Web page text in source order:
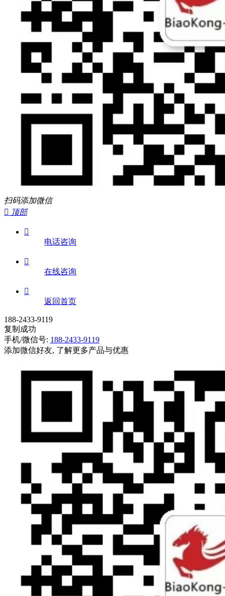
扫码添加微信
 顶部

电话咨询

在线咨询

返回首页
188-2433-9119
复制成功
手机/微信号: 188-2433-9119
添加微信好友, 了解更多产品与优惠